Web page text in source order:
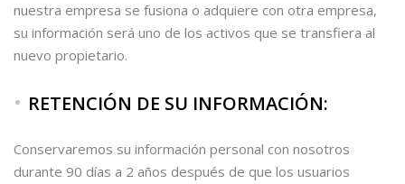
nuestra empresa se fusiona o adquiere con otra empresa,
su información será uno de los activos que se transfiera al
nuevo propietario.
RETENCIÓN DE SU INFORMACIÓN:
Conservaremos su información personal con nosotros
durante 90 días a 2 años después de que los usuarios